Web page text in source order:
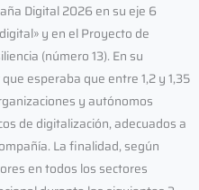
Digital 2026 en su eje 6
y en el Proyecto de
(número 13). En su
esperaba que entre 1,2 y 1,35
y autónomos
de digitalización, adecuados a
La finalidad, según
en todos los sectores